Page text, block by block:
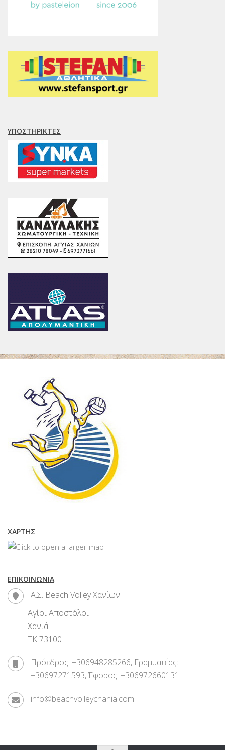
ΥΠΟΣΤΗΡΙΚΤΈΣ
ΧΆΡΤΗΣ
ΕΠΙΚΟΙΝΩΝΊΑ
Α.Σ. Beach Volley Χανίων
Αγίοι Αποστόλοι
Χανιά
ΤΚ 73100
Πρόεδρος: +306948285266, Γραμματέας:
+30697271593, Έφορος: +306972660131
info@beachvolleychania.com